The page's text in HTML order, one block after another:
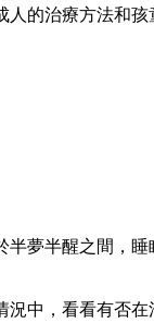
的治療方法和
夢半醒之間，
中，看看有否